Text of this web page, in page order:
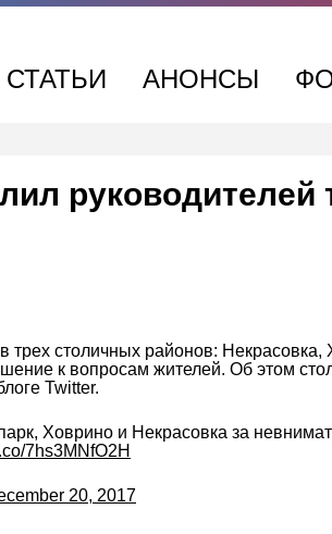
СТАТЬИ АНОНСЫ
руководителей
столичных районов: Некрасовка,
к вопросам жителей. Об этом
Twitter.
Ховрино и Некрасовка за
7hs3MNfO2H
20, 2017